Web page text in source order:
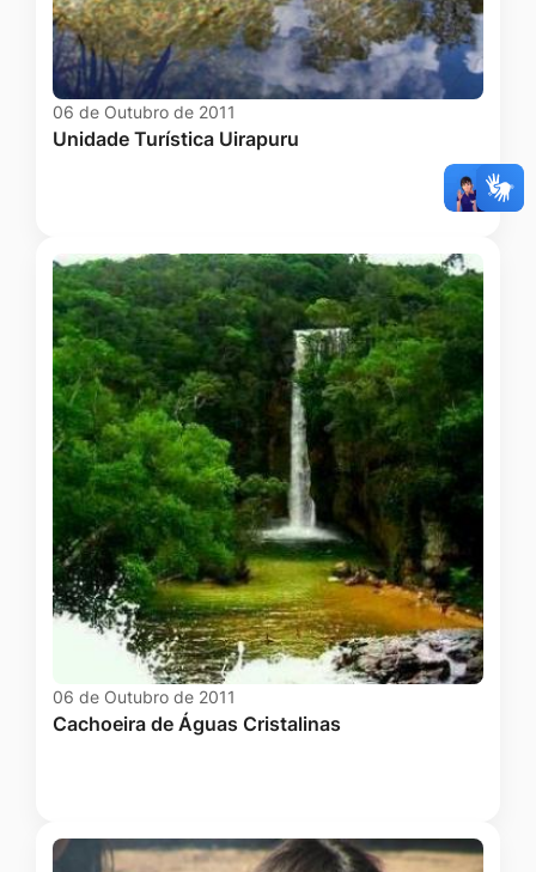
06 de Outubro de 2011
Unidade Turística Uirapuru
06 de Outubro de 2011
Cachoeira de Águas Cristalinas